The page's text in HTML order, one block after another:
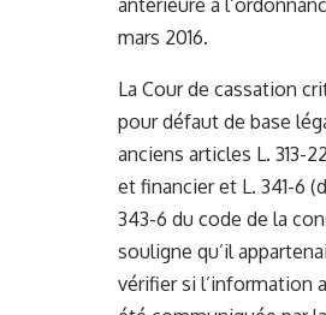
antérieure à
mars 2016.
La Cour de cassation
pour défaut de base
anciens articles L. 313-
et financier et L. 341-6
343-6 du code de la
souligne qu’il
vérifier si l’information